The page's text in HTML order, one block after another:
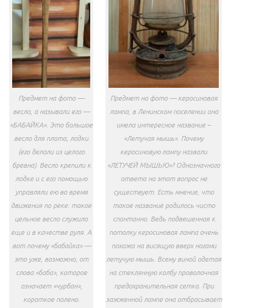
Предмет на фото —
весло, а называли его —
«БАБАЙКА». Это большое
весло для плота, лодки
(его делали из целого
бревна). Весло крепили к
лодке и с его помощью
управляли ею во время
движения по реке: такое
цельное весло служило
еще и в качестве руля. А
вот почему «бабайка» —
это уже, возможно, от
слова «баба», которое
означает «чурбан»,
короткое полено.
Предмет на фото — керосиновая
лампа, в Ленинском поселении она
имела интересное название –
«Летучая мышь». Почему
керосиновую лампу назвали
«ЛЕТУЧЕЙ МЫШЬЮ»? Однозначного
ответа на этот вопрос не
существует. Есть мнение, что
такое название родилось чисто
спонтанно. Ведь подвешенная к
потолку керосиновая лампа очень
похожа на висящую вверх ногами
летучую мышь. Всему виной одетая
на стеклянную колбу проволочная
предохранительная сетка. При
зажженной лампе она отбрасывает